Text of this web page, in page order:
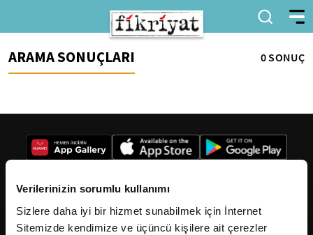
Verilerinizin sorumlu kullanımı
Sizlere daha iyi bir hizmet sunabilmek için İnternet
Sitemizde kendimize ve üçüncü kişilere ait çerezler
ARAMA SONUÇLARI 0 SONUÇ
2026Fikriyat. Tüm hakları saklıdır.